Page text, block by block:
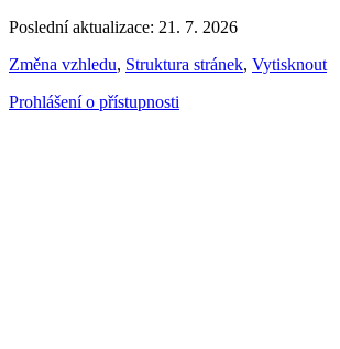
Poslední aktualizace: 21. 7. 2026
Změna vzhledu, Struktura stránek, Vytisknout
Prohlášení o přístupnosti